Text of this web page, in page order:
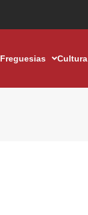
Freguesias Cultura